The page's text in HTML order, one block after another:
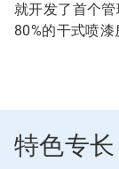
就开发了首个
80%的干式喷漆
特色专长